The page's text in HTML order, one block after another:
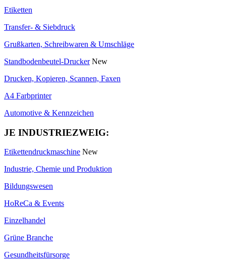
Etiketten
Transfer- & Siebdruck
Grußkarten, Schreibwaren & Umschläge
Standbodenbeutel-Drucker New
Drucken, Kopieren, Scannen, Faxen
A4 Farbprinter
Automotive & Kennzeichen
JE INDUSTRIEZWEIG:
Etikettendruckmaschine New
Industrie, Chemie und Produktion
Bildungswesen
HoReCa & Events
Einzelhandel
Grüne Branche
Gesundheitsfürsorge